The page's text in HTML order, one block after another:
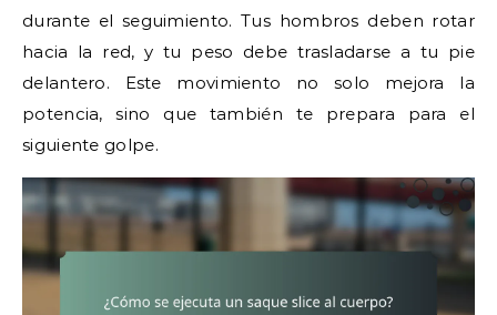
durante el seguimiento. Tus hombros deben rotar
hacia la red, y tu peso debe trasladarse a tu pie
delantero. Este movimiento no solo mejora la
potencia, sino que también te prepara para el
siguiente golpe.